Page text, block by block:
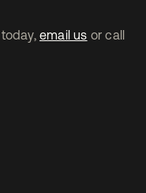
email us or call